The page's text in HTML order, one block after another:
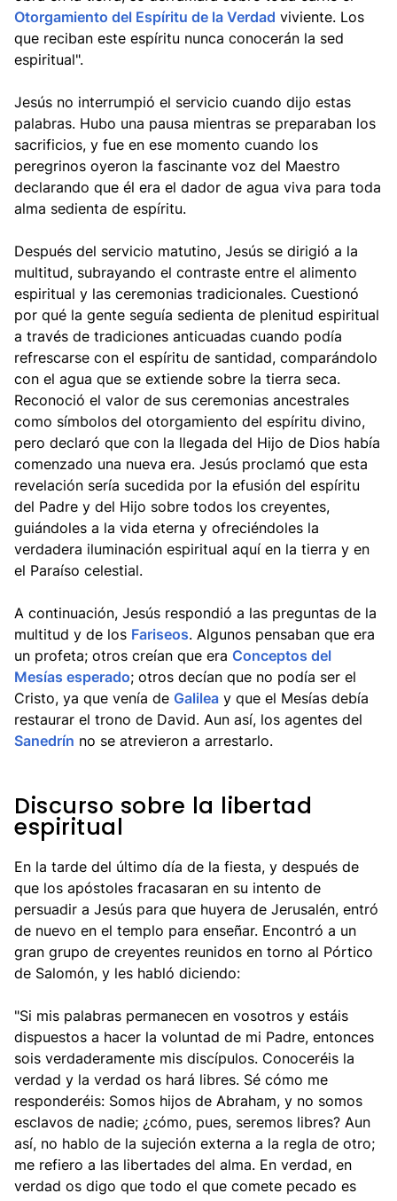
Otorgamiento del Espíritu de la Verdad viviente. Los
que reciban este espíritu nunca conocerán la sed
espiritual".
Jesús no interrumpió el servicio cuando dijo estas
palabras. Hubo una pausa mientras se preparaban los
sacrificios, y fue en ese momento cuando los
peregrinos oyeron la fascinante voz del Maestro
declarando que él era el dador de agua viva para toda
alma sedienta de espíritu.
Después del servicio matutino, Jesús se dirigió a la
multitud, subrayando el contraste entre el alimento
espiritual y las ceremonias tradicionales. Cuestionó
por qué la gente seguía sedienta de plenitud espiritual
a través de tradiciones anticuadas cuando podía
refrescarse con el espíritu de santidad, comparándolo
con el agua que se extiende sobre la tierra seca.
Reconoció el valor de sus ceremonias ancestrales
como símbolos del otorgamiento del espíritu divino,
pero declaró que con la llegada del Hijo de Dios había
comenzado una nueva era. Jesús proclamó que esta
revelación sería sucedida por la efusión del espíritu
del Padre y del Hijo sobre todos los creyentes,
guiándoles a la vida eterna y ofreciéndoles la
verdadera iluminación espiritual aquí en la tierra y en
el Paraíso celestial.
A continuación, Jesús respondió a las preguntas de la
multitud y de los Fariseos. Algunos pensaban que era
un profeta; otros creían que era Conceptos del
Mesías esperado; otros decían que no podía ser el
Cristo, ya que venía de Galilea y que el Mesías debía
restaurar el trono de David. Aun así, los agentes del
Sanedrín no se atrevieron a arrestarlo.
Discurso sobre la libertad
espiritual
En la tarde del último día de la fiesta, y después de
que los apóstoles fracasaran en su intento de
persuadir a Jesús para que huyera de Jerusalén, entró
de nuevo en el templo para enseñar. Encontró a un
gran grupo de creyentes reunidos en torno al Pórtico
de Salomón, y les habló diciendo:
"Si mis palabras permanecen en vosotros y estáis
dispuestos a hacer la voluntad de mi Padre, entonces
sois verdaderamente mis discípulos. Conoceréis la
verdad y la verdad os hará libres. Sé cómo me
responderéis: Somos hijos de Abraham, y no somos
esclavos de nadie; ¿cómo, pues, seremos libres? Aun
así, no hablo de la sujeción externa a la regla de otro;
me refiero a las libertades del alma. En verdad, en
verdad os digo que todo el que comete pecado es